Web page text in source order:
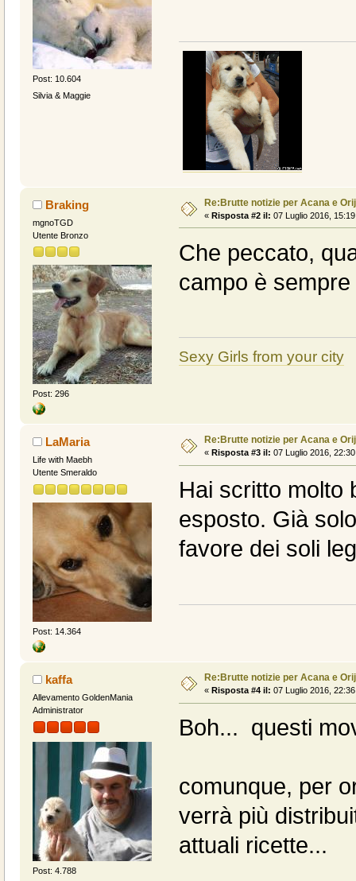
Post: 10.604
Silvia & Maggie
Braking
mgnoTGD
Utente Bronzo
Post: 296
Re:Brutte notizie per Acana e
« Risposta #2 il: 07 Luglio 2016,
Che peccato,
campo è
Sexy Girls from your city
LaMaria
Life with Maebh
Utente Smeraldo
Post: 14.364
Re:Brutte notizie per Acana e
« Risposta #3 il: 07 Luglio 2016,
Hai scritto molto
esposto. Già
favore dei soli
kaffa
Allevamento GoldenMania
Administrator
Post: 4.788
Re:Brutte notizie per Acana e
« Risposta #4 il: 07 Luglio 2016,
Boh... questi
comunque, per
verrà più
attuali ricette...